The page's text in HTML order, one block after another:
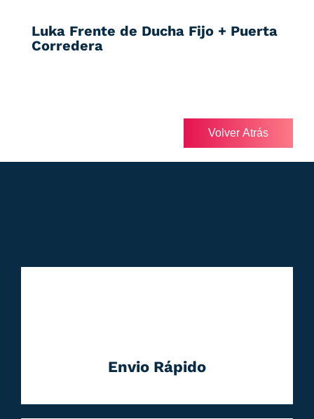
Luka Frente de Ducha Fijo + Puerta
Corredera
Volver Atrás
Envio Rápido